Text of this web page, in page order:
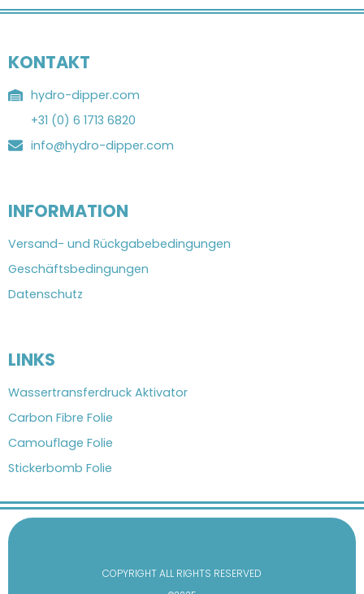
KONTAKT
hydro-dipper.com
+31 (0) 6 1713 6820
info@hydro-dipper.com
INFORMATION
Versand- und Rückgabebedingungen
Geschäftsbedingungen
Datenschutz
LINKS
Wassertransferdruck Aktivator
Carbon Fibre Folie
Camouflage Folie
Stickerbomb Folie
COPYRIGHT ALL RIGHTS RESERVED